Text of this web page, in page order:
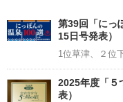
第39回「にっ
15日号発表）
1位草津、２位
2025年度「５
表）